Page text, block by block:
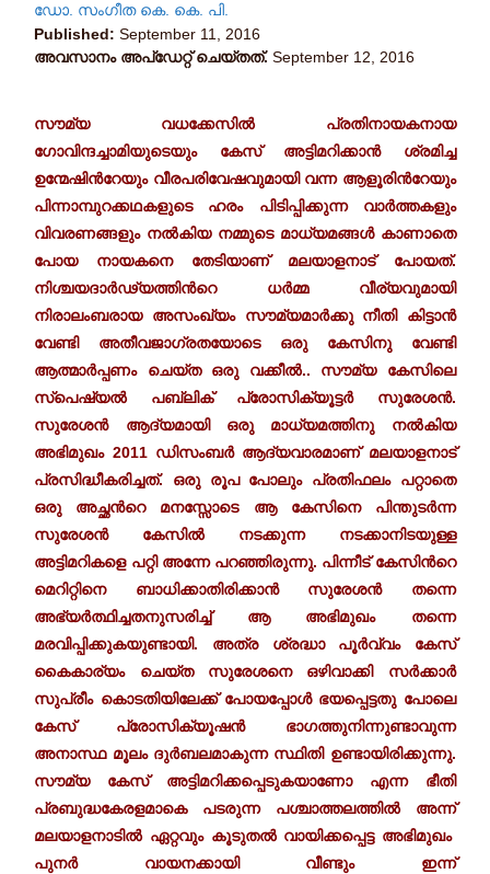
ഡോ. സംഗീത കെ. കെ. പി.
Published: September 11, 2016
അവസാനം അപ്ഡേറ്റ് ചെയ്തത്. September 12, 2016
സൗമ്യ വധക്കേസിൽ പ്രതിനായകനായ
ഗോവിന്ദച്ചാമിയുടെയും കേസ് അട്ടിമറിക്കാൻ ശ്രമിച്ച
ഉന്മേഷിന്‍റേയും വീരപരിവേഷവുമായി വന്ന ആളൂരിന്‍റേയും
പിന്നാമ്പുറക്കഥകളുടെ ഹരം പിടിപ്പിക്കുന്ന വാർത്തകളും
വിവരണങ്ങളും നൽകിയ നമ്മുടെ മാധ്യമങ്ങൾ കാണാതെ
പോയ നായകനെ തേടിയാണ് മലയാളനാട്പോയത്.
നിശ്ചയദാർഢ്യത്തിന്‍റെ ധർമ്മ വീര്യവുമായി
നിരാലംബരായ അസംഖ്യം സൗമ്യമാർക്കു നീതി കിട്ടാൻ
വേണ്ടി അതീവജാഗ്രതയോടെ ഒരു കേസിനു വേണ്ടി
ആത്മാർപ്പണം ചെയ്ത ഒരു വക്കീൽ.. സൗമ്യ കേസിലെ
സ്പെഷ്യൽ പബ്ലിക് പ്രോസിക്യൂട്ടർ സുരേശൻ.
സുരേശൻ ആദ്യമായി ഒരു മാധ്യമത്തിനു നൽകിയ
അഭിമുഖം 2011 ഡിസംബർ ആദ്യവാരമാണ് മലയാളനാട്
പ്രസിദ്ധീകരിച്ചത്. ഒരു രൂപ പോലും പ്രതിഫലം പറ്റാതെ
ഒരു അച്ഛന്‍റെ മനസ്സോടെ ആ കേസിനെ പിന്തുടർന്ന
സുരേശൻ കേസിൽ നടക്കുന്ന നടക്കാനിടയുള്ള
അട്ടിമറികളെ പറ്റി അന്നേ പറഞ്ഞിരുന്നു. പിന്നീട് കേസിന്‍റെ
മെറിറ്റിനെ ബാധിക്കാതിരിക്കാൻ സുരേശൻ തന്നെ
അഭ്യർത്ഥിച്ചതനുസരിച്ച് ആ അഭിമുഖം തന്നെ
മരവിപ്പിക്കുകയുണ്ടായി. അത്ര ശ്രദ്ധാ പൂർവ്വം കേസ്
കൈകാര്യം ചെയ്ത സുരേശനെ ഒഴിവാക്കി സർക്കാർ
സുപ്രീം കൊടതിയിലേക്ക് പോയപ്പോൾ ഭയപ്പെട്ടതു പോലെ
കേസ് പ്രോസിക്യൂഷൻ ഭാഗത്തുനിന്നുണ്ടാവുന്ന
അനാസ്ഥ മൂലം ദുർബലമാകുന്ന സ്ഥിതി ഉണ്ടായിരിക്കുന്നു.
സൗമ്യ കേസ് അട്ടിമറിക്കപ്പെടുകയാണോ എന്ന ഭീതി
പ്രബുദ്ധകേരളമാകെ പടരുന്ന പശ്ചാത്തലത്തിൽ അന്ന്
മലയാളനാടിൽ ഏറ്റവും കൂടുതൽ വായിക്കപ്പെട്ട അഭിമുഖം
പുനർ വായനക്കായി വീണ്ടും ഇന്ന്